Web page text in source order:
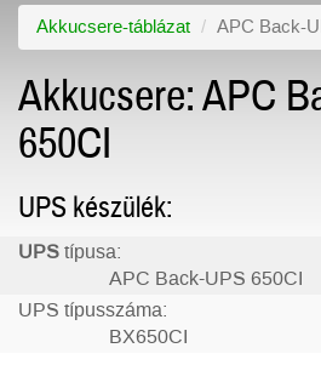
Akkucsere-táblázat APC Back-
Akkucsere: APC
650CI
UPS készülék:
UPS típusa:
APC Back-UPS 650CI
UPS típusszáma:
BX650CI